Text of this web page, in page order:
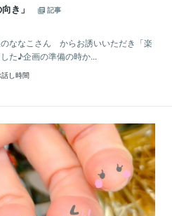
き」
記事
ななこさん からお誘いいただき「楽
た♪企画の準備の時か...
し時間